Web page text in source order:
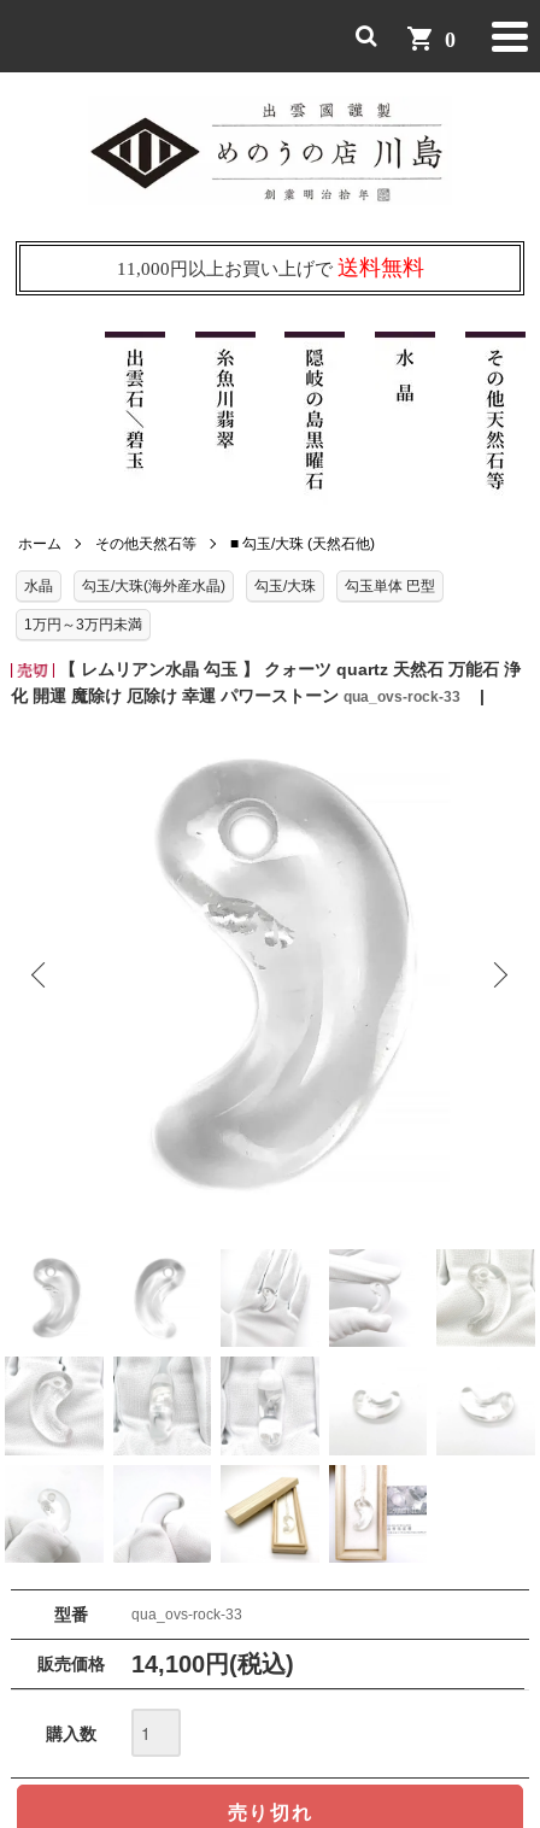
shopping_cart 0
11,000円以上お買い上げで 送料無料
ホーム その他天然石等 ■ 勾玉/大珠 (天然石他)
水晶 勾玉/大珠(海外産水晶) 勾玉/大珠 勾玉単体 巴型
1万円～3万円未満
【 レムリアン水晶 勾玉 】 クォーツ quartz 天然石 万能石 浄
化 開運 魔除け 厄除け 幸運 パワーストーン qua_ovs-rock-33
型番 qua_ovs-rock-33
販売価格 14,100円(税込)
購入数